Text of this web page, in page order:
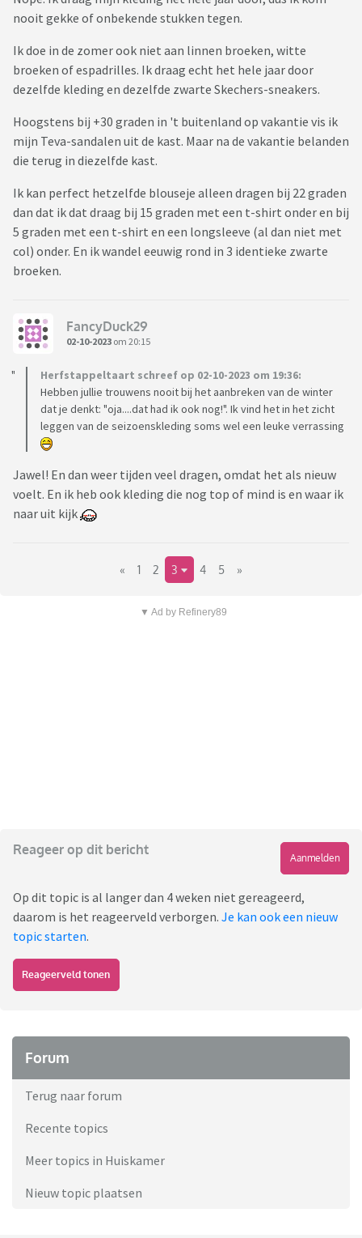
nooit gekke of onbekende stukken tegen.
Ik doe in de zomer ook niet aan linnen broeken, witte
broeken of espadrilles. Ik draag echt het hele jaar door
dezelfde kleding en dezelfde zwarte Skechers-sneakers.
Hoogstens bij +30 graden in 't buitenland op vakantie vis ik
mijn Teva-sandalen uit de kast. Maar na de vakantie belanden
die terug in diezelfde kast.
Ik kan perfect hetzelfde blouseje alleen dragen bij 22 graden
dan dat ik dat draag bij 15 graden met een t-shirt onder en bij
5 graden met een t-shirt en een longsleeve (al dan niet met
col) onder. En ik wandel eeuwig rond in 3 identieke zwarte
broeken.
FancyDuck29
02-10-2023 om 20:15
Herfstappeltaart schreef op 02-10-2023 om 19:36:
Hebben jullie trouwens nooit bij het aanbreken van de winter
dat je denkt: "oja....dat had ik ook nog!". Ik vind het in het zicht
leggen van de seizoenskleding soms wel een leuke verrassing
Jawel! En dan weer tijden veel dragen, omdat het als nieuw
voelt. En ik heb ook kleding die nog top of mind is en waar ik
naar uit kijk
« 1 2 3 4 5 »
▼ Ad by Refinery89
Reageer op dit bericht
Aanmelden
Op dit topic is al langer dan 4 weken niet gereageerd,
daarom is het reageerveld verborgen. Je kan ook een nieuw
topic starten.
Reageerveld tonen
Forum
Terug naar forum
Recente topics
Meer topics in Huiskamer
Nieuw topic plaatsen